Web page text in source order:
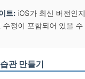
트: iOS가 최신 버전인
수정이 포함되어 있을 수
관 만들기